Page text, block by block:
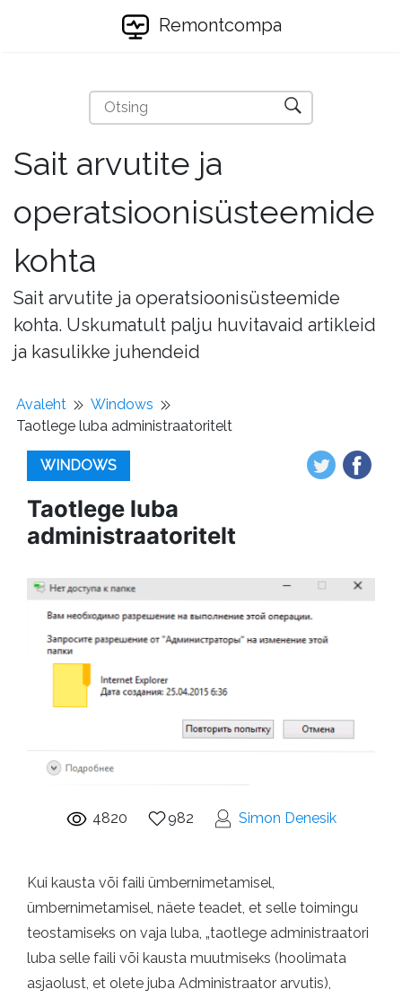
Remontcompa
Sait arvutite ja
operatsioonisüsteemide
kohta
Sait arvutite ja operatsioonisüsteemide
kohta. Uskumatult palju huvitavaid artikleid
ja kasulikke juhendeid
Avaleht
Windows
Taotlege luba administraatoritelt
WINDOWS
Taotlege luba
administraatoritelt
4820 982 Simon Denesik
Kui kausta või faili ümbernimetamisel,
ümbernimetamisel, näete teadet, et selle toimingu
teostamiseks on vaja luba, „taotlege administraatori
luba selle faili või kausta muutmiseks (hoolimata
asjaolust, et olete juba Administraator arvutis),